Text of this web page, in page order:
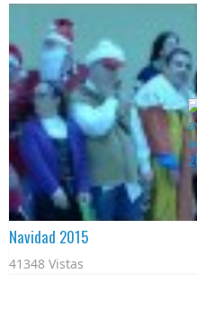
Navidad 2015
41348 Vistas